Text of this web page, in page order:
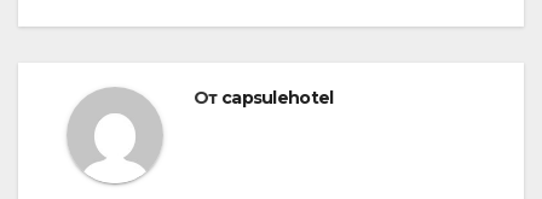
От capsulehotel